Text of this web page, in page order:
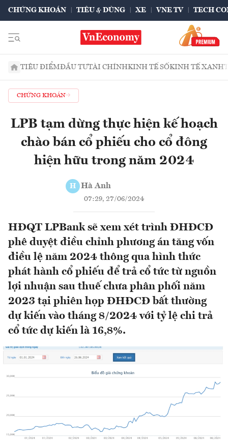
CHỨNG KHOÁN TIÊU & DÙNG XE VNE TV TECH
TIÊU ĐIỂMĐẦU TƯTÀI CHÍNHKINH TẾ SỐKINH TẾ XANH
CHỨNG KHOÁN
LPB tạm dừng thực hiện kế hoạch
chào bán cổ phiếu cho cổ đông
hiện hữu trong năm 2024
H Hà Anh
07:29, 27/06/2024
HĐQT LPBank sẽ xem xét trình ĐHĐCĐ
phê duyệt điều chỉnh phương án tăng vốn
điều lệ năm 2024 thông qua hình thức
phát hành cổ phiếu để trả cổ tức từ nguồn
lợi nhuận sau thuế chưa phân phối năm
2023 tại phiên họp ĐHĐCĐ bất thường
dự kiến vào tháng 8/2024 với tỷ lệ chi trả
cổ tức dự kiến là 16,8%.